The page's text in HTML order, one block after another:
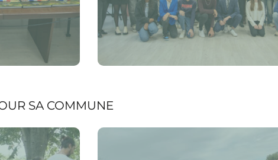
SA COMMUNE
Voir la page Projet de coopération